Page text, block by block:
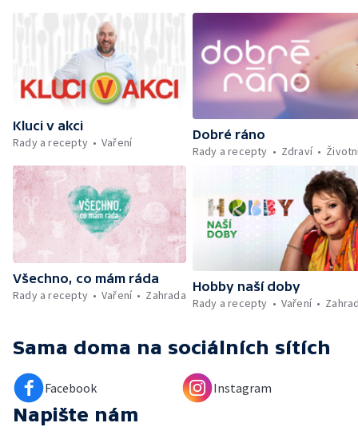
Kluci v akci
Rady a recepty
Vaření
Dobré ráno
Rady a recepty
Zdraví
Všechno, co mám ráda
Rady a recepty
Vaření Zahrada
Hobby naší doby
Rady a recepty
Vaření
Sama doma na sociálních sítích
Facebook Instagram
Napište nám